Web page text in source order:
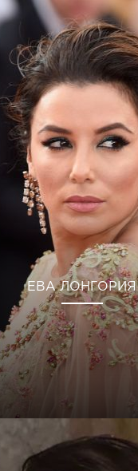
ЕВА ЛОНГОРИЯ